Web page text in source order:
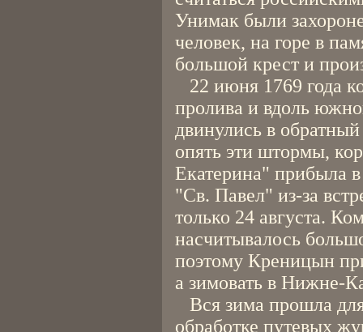
Унимак были
человек, на горе в
большой крест и
22 июня 1769 года
пролива и вдоль
двинулись в
опять эти штормы,
Екатерина" прибыла
"Св. Павел" из-за
только 24 августа.
насчитывалось
поэтому Креницын
а зимовать в Нижне-
Вся зима прошла
обработке путевых